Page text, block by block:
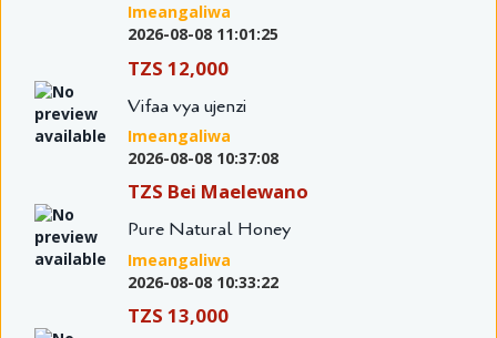
Imeangaliwa
2026-08-08 11:01:25
TZS 12,000
Vifaa vya ujenzi
Imeangaliwa
2026-08-08 10:37:08
TZS Bei Maelewano
Pure Natural Honey
Imeangaliwa
2026-08-08 10:33:22
TZS 13,000